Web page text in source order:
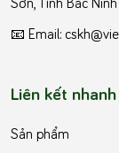
📧 Email:
Liên kết nhanh
Sản phẩm